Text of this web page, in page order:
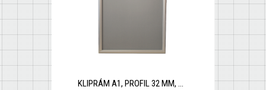
KLIPRÁM A1, PROFIL 32 MM, OSTRÝ ROH